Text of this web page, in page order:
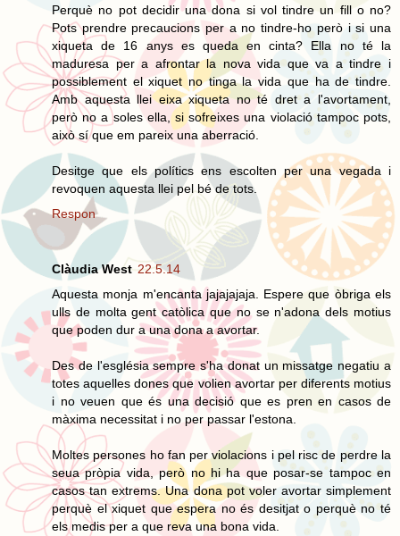
Perquè no pot decidir una dona si vol tindre un fill o no?
Pots prendre precaucions per a no tindre-ho però i si una
xiqueta de 16 anys es queda en cinta? Ella no té la
maduresa per a afrontar la nova vida que va a tindre i
possiblement el xiquet no tinga la vida que ha de tindre.
Amb aquesta llei eixa xiqueta no té dret a l'avortament,
però no a soles ella, si sofreixes una violació tampoc pots,
això sí que em pareix una aberració.
Desitge que els polítics ens escolten per una vegada i
revoquen aquesta llei pel bé de tots.
Respon
Clàudia West 22.5.14
Aquesta monja m'encanta jajajajaja. Espere que òbriga els
ulls de molta gent catòlica que no se n'adona dels motius
que poden dur a una dona a avortar.
Des de l'església sempre s'ha donat un missatge negatiu a
totes aquelles dones que volien avortar per diferents motius
i no veuen que és una decisió que es pren en casos de
màxima necessitat i no per passar l'estona.
Moltes persones ho fan per violacions i pel risc de perdre la
seua pròpia vida, però no hi ha que posar-se tampoc en
casos tan extrems. Una dona pot voler avortar simplement
perquè el xiquet que espera no és desitjat o perquè no té
els medis per a que reva una bona vida.